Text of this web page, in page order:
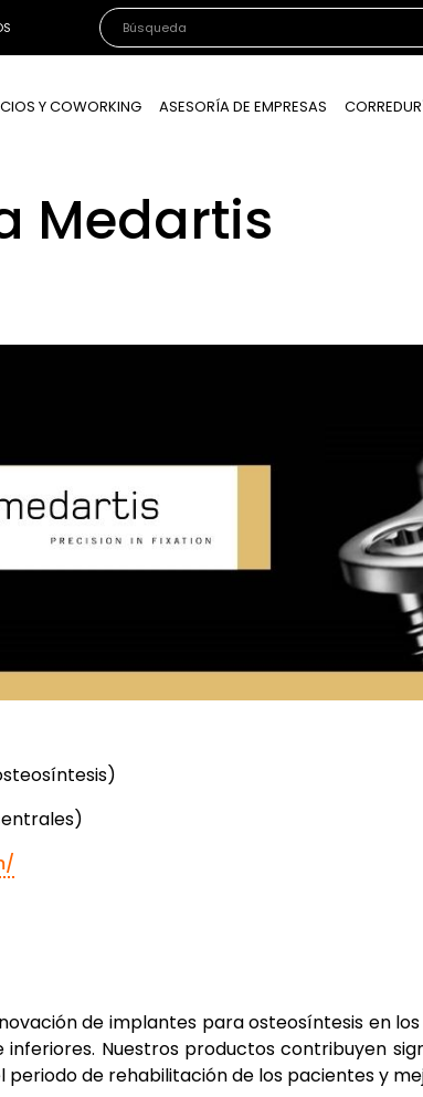
Y COWORKING ASESORÍA DE EMPRESAS
Medartis
de implantes para osteosíntesis en
inferiores. Nuestros productos contribuyen
periodo de rehabilitación de los pacientes y